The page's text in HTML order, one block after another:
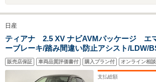
日産
ティアナ 2.5 XV ナビAVMパッケージ エ
ーブレーキ/踏み間違い防止アシスト/LDW/
ン/HIDヘッド・Fフォグ/黒革シート/Pシー
コン/Pオットマン/コネクトナビゲーション/
ュー/フルセグTV/DVD/Bluetooth/ETC
販売店保証 車両品質評価書付 購入プラン付 オンライン相
支払総額